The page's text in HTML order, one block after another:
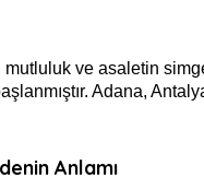
mutluluk ve asaletin
Adana,
Anlamı